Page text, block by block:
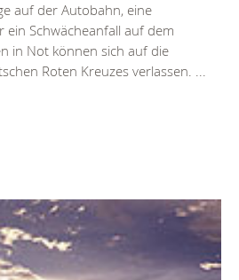
auf der Autobahn, eine
Schwächeanfall auf dem
in Not können sich auf die
Roten Kreuzes verlassen. ...